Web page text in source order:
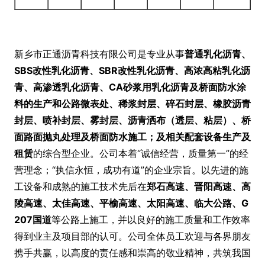
新乡市正通沥青科技有限公司是专业从事普通乳化沥青、
SBS改性乳化沥青、SBR改性乳化沥青、高浓高粘乳化沥
青、高渗透乳化沥青、CA砂浆用乳化沥青及桥面防水涂
料的生产和公路微表处、稀浆封层、碎石封层、橡胶沥青
封层、喷补封层、雾封层、沥青洒布（透层、粘层）、桥
面路面抛丸处理及桥面防水施工；及相关配套设备生产及
租赁的综合型企业。公司本着“诚信经营，质量第一”的经
营理念；“执信永恒，成功有道”的企业宗旨。以先进的施
工设备和成熟的施工技术先后在郑石高速、晋阳高速、高
陵高速、太佳高速、平榆高速、太阳高速、临大公路、 G
207 国道等公路上施工，并以良好的施工质量和工作效率
得到业主及项目部的认可。公司全体员工欢迎与各界朋友
携手共赢，以高度的责任感和崇高的敬业精神，共筑我国